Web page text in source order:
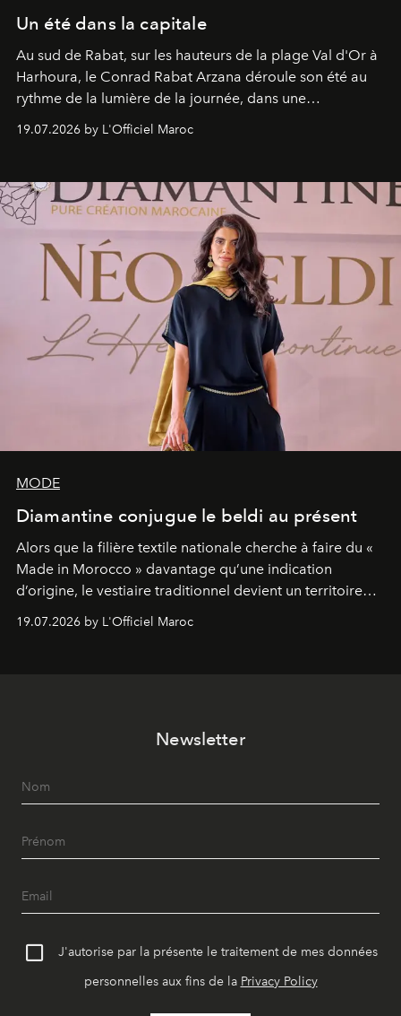
Un été dans la capitale
Au sud de Rabat, sur les hauteurs de la plage Val d'Or à
Harhoura, le Conrad Rabat Arzana déroule son été au
rythme de la lumière de la journée, dans une
programmation pensée comme une succession de
rendez-vous avec l’océan.
19.07.2026 by L'Officiel Maroc
MODE
Diamantine conjugue le beldi au présent
Alors que la filière textile nationale cherche à faire du «
Made in Morocco » davantage qu’une indication
d’origine, le vestiaire traditionnel devient un territoire
d’expérimentation. Avec Néo Beldi, Diamantine en
révise les proportions et les usages pour l’inscrire dans
19.07.2026 by L'Officiel Maroc
Newsletter
J'autorise par la présente le traitement de mes données
personnelles aux fins de la Privacy Policy